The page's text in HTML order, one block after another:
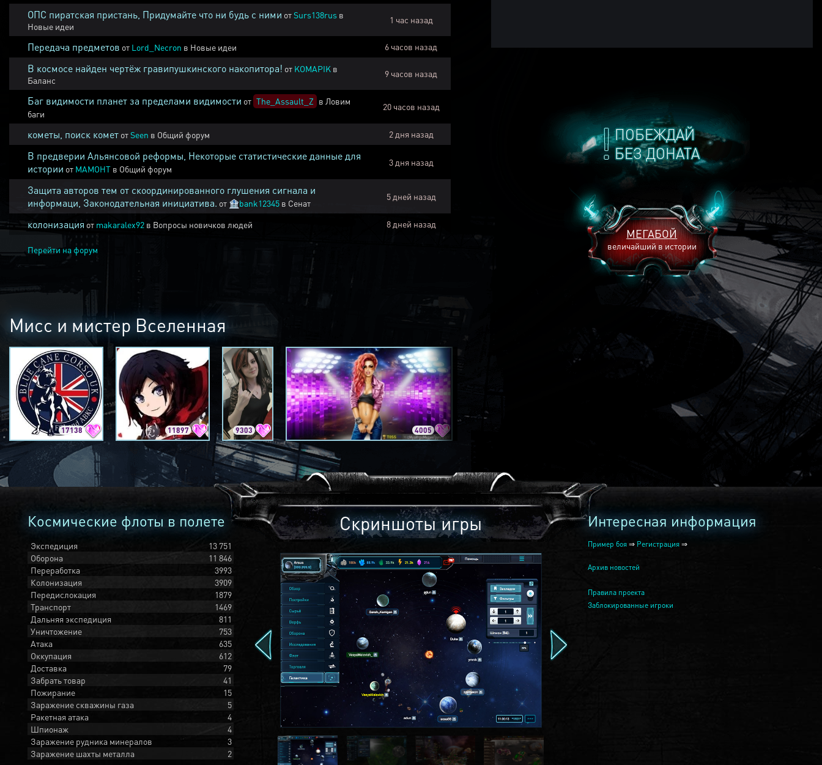
ПОБЕЖДАЙ
БЕЗ ДОНАТА
МЕГАБОЙ
величайший в истории
ОПС пиратская пристань, Придумайте что ни будь с ними отSurs138rus в
Новые идеи
1 час назад
Передача предметов от Lord_Necron в Новые идеи 6 часов назад
В космосе найден чертёж гравипушкинского накопитора! от KOMAPIK в
Баланс
9 часов назад
Баг видимости планет за пределами видимости от The_Assault_Z в Ловим
баги
20 часов назад
кометы, поиск комет отSeen в Общий форум 2 дня назад
В предверии Альянсовой реформы, Некоторые статистические данные для
истории от MAMOHT в Общий форум
3 дня назад
Защита авторов тем от скоординированного глушения сигнала и
информаци, Законодательная инициатива. от 🏦bank12345 в Сенат
5 дней назад
колонизация от makaralex92 в Вопросы новичков людей 8 дней назад
Перейти на форум
Мисс и мистер Вселенная
17138 11897 9303 4005 2240
Космические флоты в полете
Экспедиция
13 751
Оборона
11 846
Переработка
3993
Колонизация
3909
Передислокация
1879
Транспорт
1469
Дальняя экспедиция
811
Уничтожение
753
Атака
635
Оккупация
612
Доставка
79
Забрать товар
41
Пожирание
15
Заражение скважины газа
5
Ракетная атака
4
Шпионаж
4
Заражение рудника минералов
3
Заражение шахты металла
2
Скриншоты игры Интересная информация
Пример боя ⇒ Регистрация ⇒
Архив новостей
Правила проекта
Заблокированные игроки